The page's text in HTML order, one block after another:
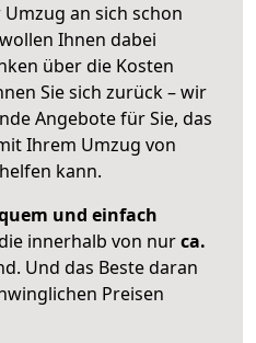
an sich schon
Ihnen dabei
über die Kosten
Sie sich zurück – wir
Angebote für Sie, das
Ihrem Umzug von
kann.
und einfach
innerhalb von nurca.
Und das Beste daran
Preisen